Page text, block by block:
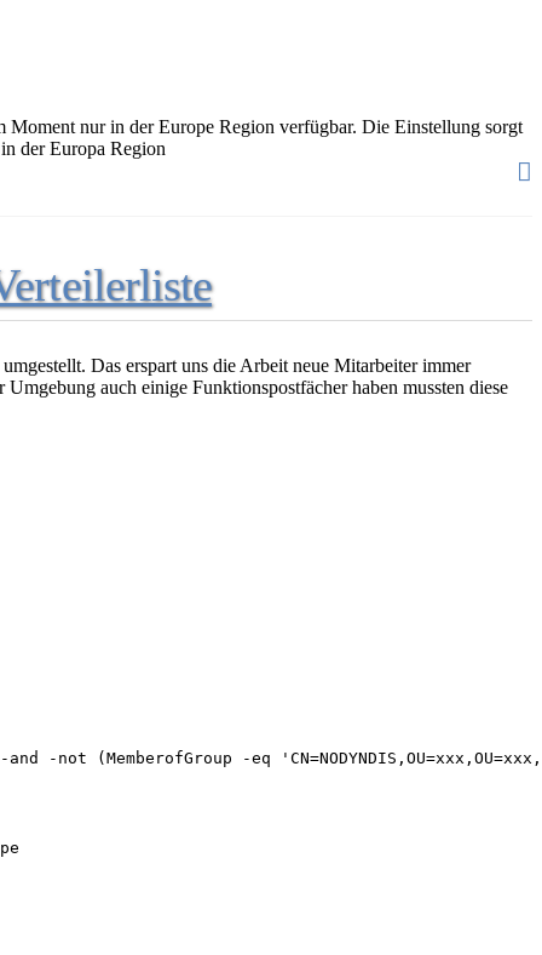
Moment nur in der Europe Region verfügbar. Die Einstellung sorgt
der Europa Region
Das erspart uns die Arbeit neue Mitarbeiter immer
auch einige Funktionspostfächer haben mussten diese
(MemberofGroup -eq